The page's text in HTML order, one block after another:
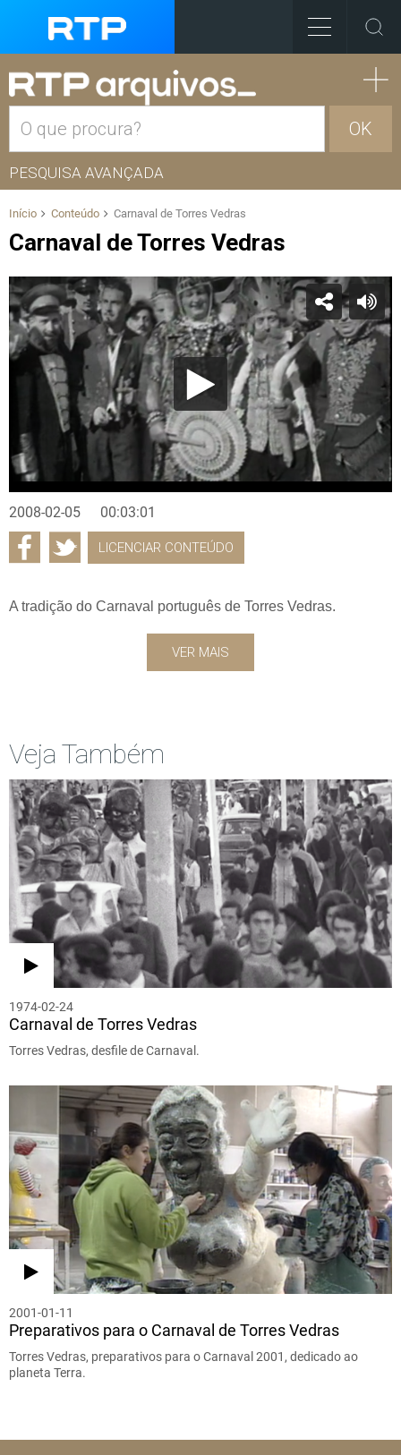
OK
PESQUISA AVANÇADA
Início Conteúdo Carnaval de Torres Vedras
Carnaval de Torres Vedras
2008-02-05 00:03:01
LICENCIAR CONTEÚDO
A tradição do Carnaval português de Torres Vedras.
VER MAIS
Veja Também
1974-02-24
Carnaval de Torres Vedras
Torres Vedras, desfile de Carnaval.
2001-01-11
Preparativos para o Carnaval de Torres Vedras
Torres Vedras, preparativos para o Carnaval 2001, dedicado ao
planeta Terra.